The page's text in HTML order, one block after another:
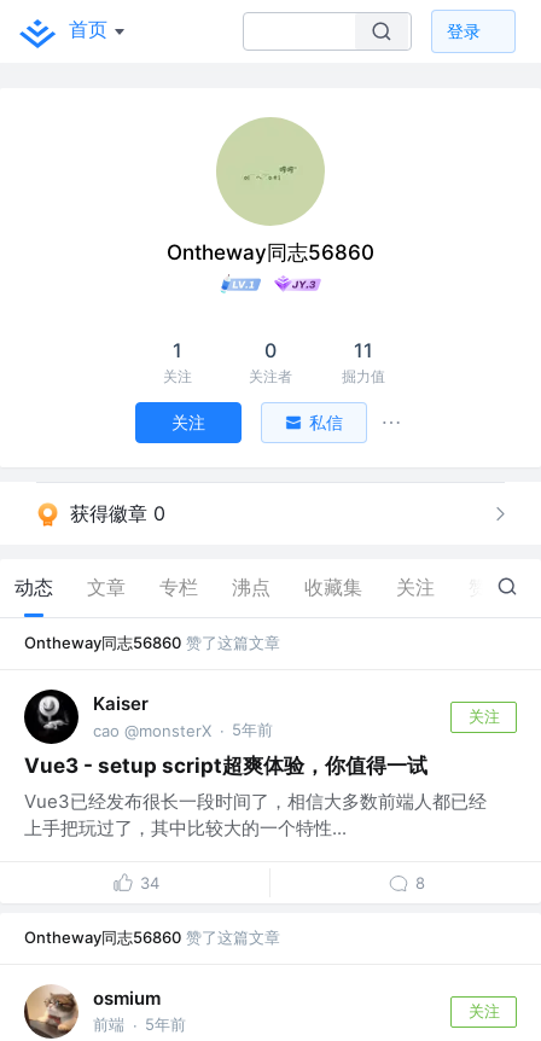
首页 登录
Ontheway同志56860
1
关注
0
关注者
11
掘力值
关注 私信
获得徽章 0
动态 文章 专栏 沸点 收藏集 关注 16
Ontheway同志56860 赞了这篇文章
Kaiser
cao @monsterX · 5年前
关注
Vue3 - setup script超爽体验，你值得一试
Vue3已经发布很长一段时间了，相信大多数前端人都已经
上手把玩过了，其中比较大的一个特性...
34 8
Ontheway同志56860 赞了这篇文章
osmium
前端 · 5年前
关注